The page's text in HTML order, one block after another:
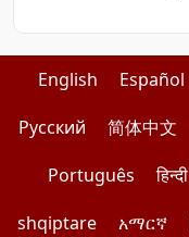
English Español
Pусский
简体中文
Português
हिन्दी
shqiptare
አማርኛ